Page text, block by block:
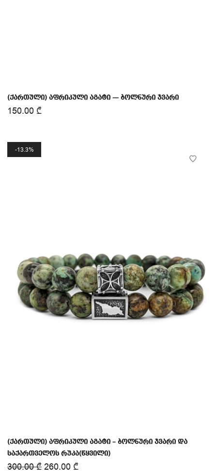
(ქართული) აფრიკული აგატი — ბოლნური ჯვარი
150.00 ₾
13.3%
(ქართული) აფრიკული აგატი – ბოლნური ჯვარი და
საქართველოს რუკა(წყვილი)
300.00₾ 260.00 ₾